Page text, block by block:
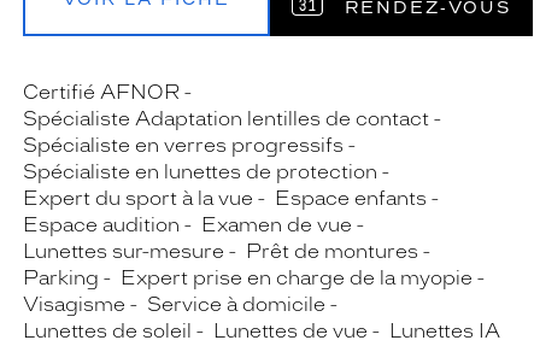
RENDEZ‑VOUS
Certifié AFNOR
Spécialiste Adaptation lentilles de contact
Spécialiste en verres progressifs
Spécialiste en lunettes de protection
Expert du sport à la vue
Espace enfants
Espace audition
Examen de vue
Lunettes sur-mesure
Prêt de montures
Parking
Expert prise en charge de la myopie
Visagisme
Service à domicile
Lunettes de soleil
Lunettes de vue Lunettes IA